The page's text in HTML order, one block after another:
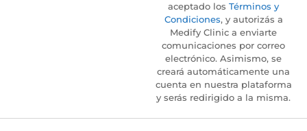
aceptado los Términos y
Condiciones, y autorizás a
Medify Clinic a enviarte
comunicaciones por correo
electrónico. Asimismo, se
creará automáticamente una
cuenta en nuestra plataforma
y serás redirigido a la misma.